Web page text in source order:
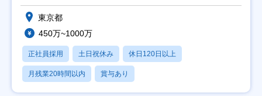
東京都
450万~1000万
正社員採用 土日祝休み 休日120日以上
月残業20時間以内 賞与あり